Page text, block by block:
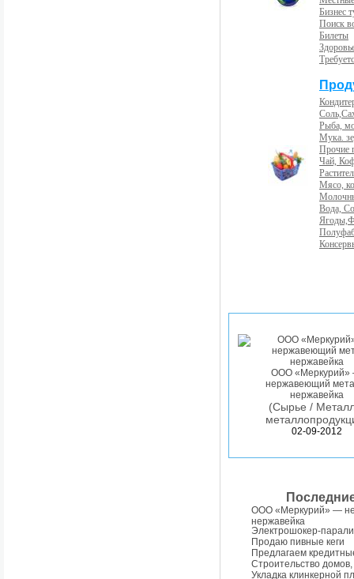
Бизнес
Поиск
Билеты
Рыба,
Мука.
Прочие
Чай,
Мясо,
Вода,
ООО
нержавеющий
нержавейка
(Сырье /
02-09-2012
ООО «Меркурий» —
нержавейка
Электрошокер-
Продаю пивные кеги
Предлагаем
Строительство
Укладка клинкерной